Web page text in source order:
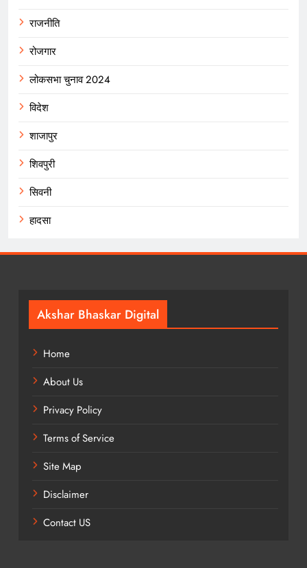
राजनीति
रोजगार
लोकसभा चुनाव 2024
विदेश
शाजापुर
शिवपुरी
सिवनी
हादसा
Akshar Bhaskar Digital
Home
About Us
Privacy Policy
Terms of Service
Site Map
Disclaimer
Contact US